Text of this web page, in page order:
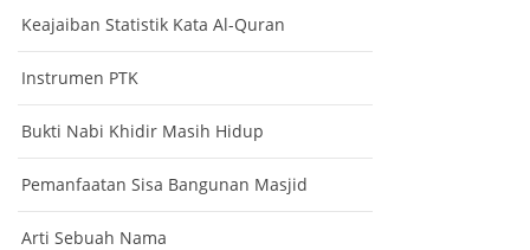
Keajaiban Statistik Kata Al-Quran
Instrumen PTK
Bukti Nabi Khidir Masih Hidup
Pemanfaatan Sisa Bangunan Masjid
Arti Sebuah Nama